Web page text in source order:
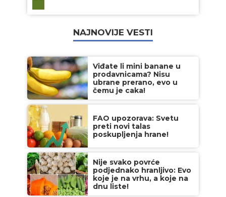
NAJNOVIJE VESTI
Viđate li mini banane u
prodavnicama? Nisu
ubrane prerano, evo u
čemu je caka!
FAO upozorava: Svetu
preti novi talas
poskupljenja hrane!
Nije svako povrće
podjednako hranljivo: Evo
koje je na vrhu, a koje na
dnu liste!